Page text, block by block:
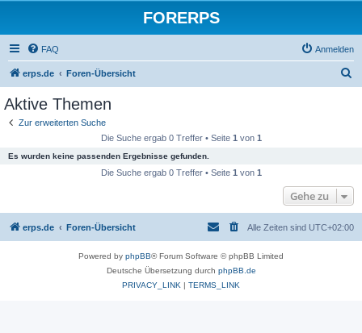
FORERPS
FAQ Anmelden
erps.de Foren-Übersicht
Aktive Themen
Zur erweiterten Suche
Die Suche ergab 0 Treffer • Seite 1 von 1
Es wurden keine passenden Ergebnisse gefunden.
Die Suche ergab 0 Treffer • Seite 1 von 1
Gehe zu
erps.de Foren-Übersicht Alle Zeiten sind UTC+02:00
Powered by phpBB® Forum Software © phpBB Limited
Deutsche Übersetzung durch phpBB.de
PRIVACY_LINK | TERMS_LINK